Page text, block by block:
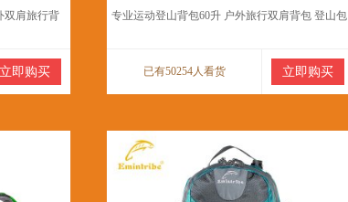
双肩旅行背
立即购买
专业运动登山背包60升 户外旅行双肩背包 登山包
已有50254人看货 立即购买